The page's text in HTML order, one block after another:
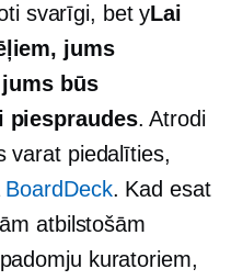
svarīgi, bet yLai
jums
būs
piespraudes. Atrodi
varat piedalīties,
BoardDeck. Kad esat
atbilstošām
kuratoriem,